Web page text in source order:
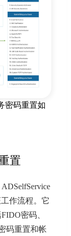
密码重置如
置
作流程。它
密码、
码重置和帐